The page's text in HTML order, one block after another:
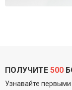
ПОЛУЧИТЕ 500
Узнавайте первыми